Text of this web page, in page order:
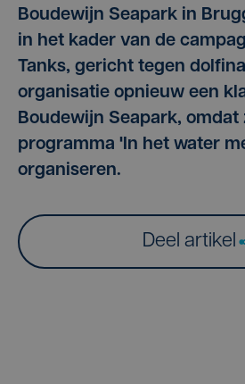
Boudewijn Seapark in
in het kader van de
Tanks, gericht tegen
organisatie opnieuw een
Boudewijn Seapark, omdat
programma 'In het water
organiseren.
Deel artikel